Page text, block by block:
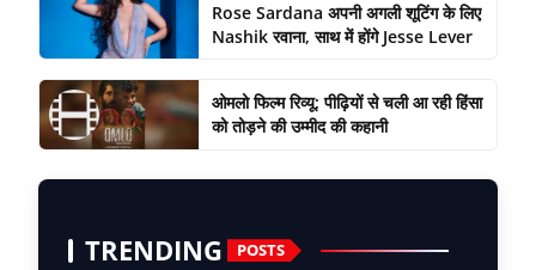
Rose Sardana अपनी अगली शूटिंग के लिए
Nashik रवाना, साथ में होंगे Jesse Lever
ओमलो फिल्म रिव्यू: पीढ़ियों से चली आ रही हिंसा
को तोड़ने की उम्मीद की कहानी
TRENDING POSTS